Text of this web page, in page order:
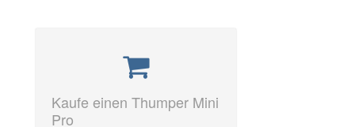
Kaufe einen Thumper Mini
Pro